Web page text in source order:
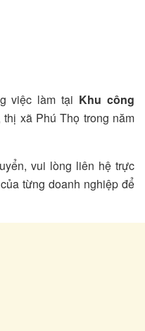
việc làm tại Khu công
xã Phú Thọ trong năm
vui lòng liên hệ trực
từng doanh nghiệp để